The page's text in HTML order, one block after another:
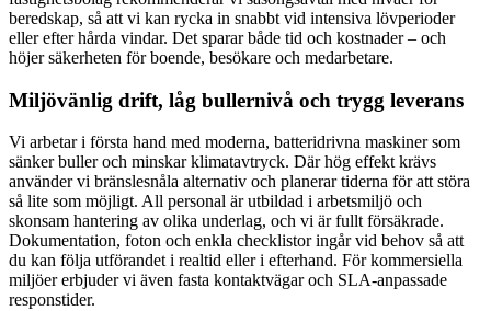
beredskap, så att vi kan rycka in snabbt vid intensiva lövperioder
eller efter hårda vindar. Det sparar både tid och kostnader – och
höjer säkerheten för boende, besökare och medarbetare.
Miljövänlig drift, låg bullernivå och trygg leverans
Vi arbetar i första hand med moderna, batteridrivna maskiner som
sänker buller och minskar klimatavtryck. Där hög effekt krävs
använder vi bränslesnåla alternativ och planerar tiderna för att störa
så lite som möjligt. All personal är utbildad i arbetsmiljö och
skonsam hantering av olika underlag, och vi är fullt försäkrade.
Dokumentation, foton och enkla checklistor ingår vid behov så att
du kan följa utförandet i realtid eller i efterhand. För kommersiella
miljöer erbjuder vi även fasta kontaktvägar och SLA-anpassade
responstider.